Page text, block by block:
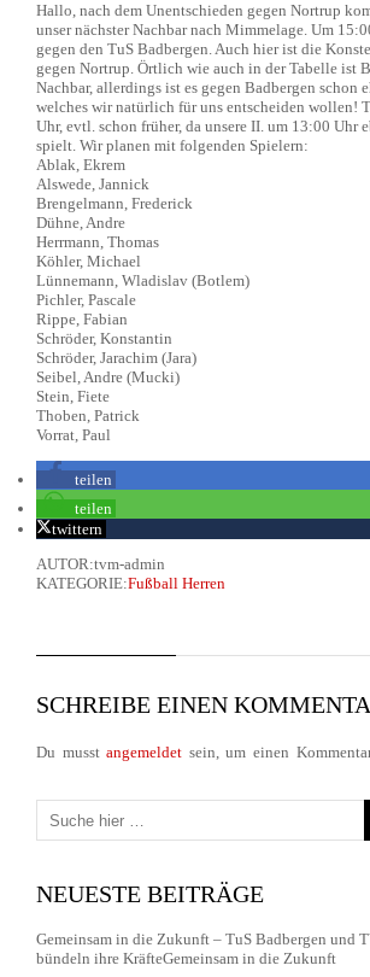
Hallo, nach dem Unentschieden gegen Nortrup
unser nächster Nachbar nach Mimmelage. Um
gegen den TuS Badbergen. Auch hier ist die
gegen Nortrup. Örtlich wie auch in der Tabelle ist
Nachbar, allerdings ist es gegen Badbergen schon
welches wir natürlich für uns entscheiden wollen!
Uhr, evtl. schon früher, da unsere II. um 13:00 Uhr
spielt. Wir planen mit folgenden Spielern:
Ablak, Ekrem
Alswede, Jannick
Brengelmann, Frederick
Dühne, Andre
Herrmann, Thomas
Köhler, Michael
Lünnemann, Wladislav (Botlem)
Pichler, Pascale
Rippe, Fabian
Schröder, Konstantin
Schröder, Jarachim (Jara)
Seibel, Andre (Mucki)
Stein, Fiete
Thoben, Patrick
Vorrat, Paul
teilen
teilen
twittern
AUTOR:tvm-admin
KATEGORIE:Fußball Herren
SCHREIBE EINEN
Du musstangemeldet sein, um einen
NEUESTE BEITRÄGE
Gemeinsam in die Zukunft – TuS Badbergen und
bündeln ihre KräfteGemeinsam in die Zukunft